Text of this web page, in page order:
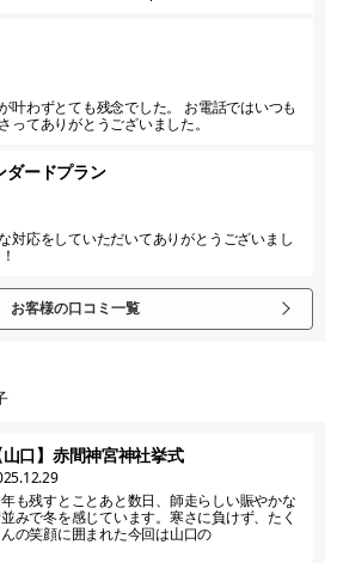
叶わずとても残念でした。 お電話ではいつも
ってありがとうございました。
ダードプラン
対応をしていただいてありがとうございまし
お客様の口コミ一覧
山口】赤間神宮神社挙式
も残すとことあと数日、師走らしい賑やかな
みで冬を感じています。寒さに負けず、たく
の笑顔に囲まれた今回は山口の